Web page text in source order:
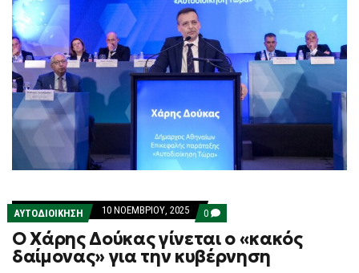
ΑΥΤΟΔΙΟΙΚΗΣΗ 10 ΝΟΕΜΒΡΊΟΥ, 2025 0 COMMENTS
ON
O
ΧΆΡΗΣ
ΔΟΎΚΑΣ
O Χάρης Δούκας γίνεται ο «κακός
δαίμονας» για την κυβέρνηση